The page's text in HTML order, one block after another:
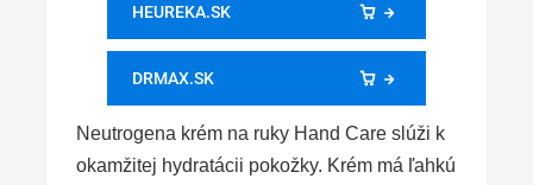
HEUREKA.SK
DRMAX.SK
Neutrogena krém na ruky Hand Care slúži k
okamžitej hydratácii pokožky. Krém má ľahkú